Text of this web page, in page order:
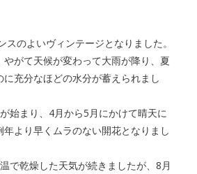
スのよいヴィンテージとなりました。
がて天候が変わって大雨が降り、夏
充分なほどの水分が蓄えられまし
始まり、4月から5月にかけて晴天に
より早くムラのない開花となりまし
で乾燥した天気が続きましたが、8月